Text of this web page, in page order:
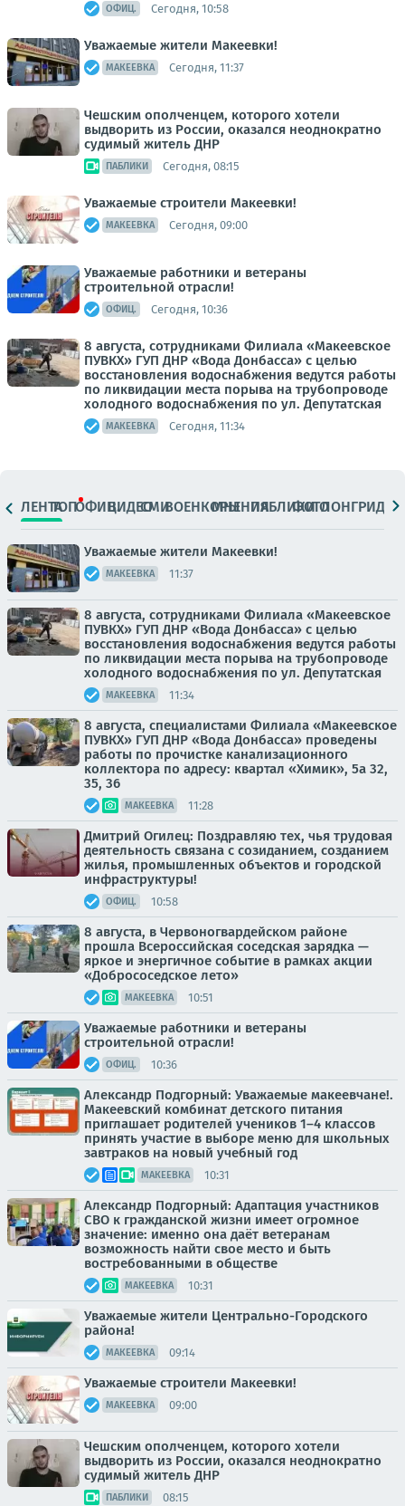
ОФИЦ. Сегодня, 10:58
Уважаемые жители Макеевки!
МАКЕЕВКА Сегодня, 11:37
Чешским ополченцем, которого хотели
выдворить из России, оказался неоднократно
судимый житель ДНР
ПАБЛИКИ Сегодня, 08:15
Уважаемые строители Макеевки!
МАКЕЕВКА Сегодня, 09:00
Уважаемые работники и ветераны
строительной отрасли!
ОФИЦ. Сегодня, 10:36
8 августа, сотрудниками Филиала «Макеевское
ПУВКХ» ГУП ДНР «Вода Донбасса» с целью
восстановления водоснабжения ведутся работы
по ликвидации места порыва на трубопроводе
холодного водоснабжения по ул. Депутатская
МАКЕЕВКА Сегодня, 11:34
ЛЕНТАТОПОФИЦ.ВИДЕОСМИВОЕНКОРЫМНЕНИЯПАБЛИКИ
ФОТОЛОНГРИДЫ
Уважаемые жители Макеевки!
МАКЕЕВКА 11:37
8 августа, сотрудниками Филиала «Макеевское
ПУВКХ» ГУП ДНР «Вода Донбасса» с целью
восстановления водоснабжения ведутся работы
по ликвидации места порыва на трубопроводе
холодного водоснабжения по ул. Депутатская
МАКЕЕВКА 11:34
8 августа, специалистами Филиала «Макеевское
ПУВКХ» ГУП ДНР «Вода Донбасса» проведены
работы по прочистке канализационного
коллектора по адресу: квартал «Химик», 5а 32,
35, 36
МАКЕЕВКА 11:28
Дмитрий Огилец: Поздравляю тех, чья трудовая
деятельность связана с созиданием, созданием
жилья, промышленных объектов и городской
инфраструктуры!
ОФИЦ. 10:58
8 августа, в Червоногвардейском районе
прошла Всероссийская соседская зарядка —
яркое и энергичное событие в рамках акции
«Добрососедское лето»
МАКЕЕВКА 10:51
Уважаемые работники и ветераны
строительной отрасли!
ОФИЦ. 10:36
Александр Подгорный: Уважаемые макеевчане!.
Макеевский комбинат детского питания
приглашает родителей учеников 1–4 классов
принять участие в выборе меню для школьных
завтраков на новый учебный год
МАКЕЕВКА 10:31
Александр Подгорный: Адаптация участников
СВО к гражданской жизни имеет огромное
значение: именно она даёт ветеранам
возможность найти свое место и быть
востребованными в обществе
МАКЕЕВКА 10:31
Уважаемые жители Центрально-Городского
района!
МАКЕЕВКА 09:14
Уважаемые строители Макеевки!
МАКЕЕВКА 09:00
Чешским ополченцем, которого хотели
выдворить из России, оказался неоднократно
судимый житель ДНР
ПАБЛИКИ 08:15